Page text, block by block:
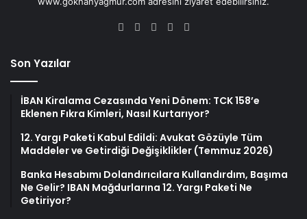
Facebook
X YouTubeInstagram
Son Yazılar
İBAN Kiralama Cezasında Yeni Dönem: TCK 158’e
Eklenen Fıkra Kimleri, Nasıl Kurtarıyor?
12. Yargı Paketi Kabul Edildi: Avukat Gözüyle Tüm
Maddeler ve Getirdiği Değişiklikler (Temmuz 2026)
Banka Hesabımı Dolandırıcılara Kullandırdım, Başıma
Ne Gelir? IBAN Mağdurlarına 12. Yargı Paketi Ne
Getiriyor?